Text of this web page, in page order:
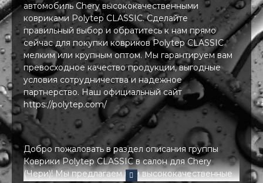
автомобиль Chery высококачественными
ковриками Polytep CLASSIC. Сделайте
правильный выбор и обратитесь к нам прямо
сейчас для покупки ковриков Polytep CLASSIC
мелким или крупным оптом. Мы гарантируем вам
превосходное качество продукции, выгодные
условия сотрудничества и надежное
партнерство. Наш официальный сайт
https://polytep.com/
Добро пожаловать в раздел описания группы
Коврики Polytep CLASSIC в салон для Chery
(Чери)! Мы предлагаем вам высококачественные